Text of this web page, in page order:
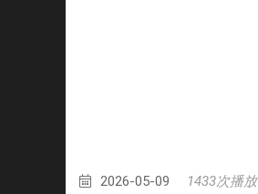
2026-05-09 1433次播放